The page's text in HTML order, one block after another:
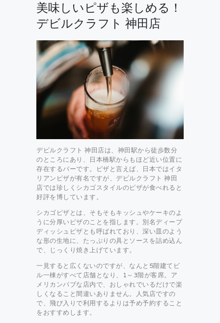
美味しいピザも楽しめる！
デビルクラフト 神田店
デビルクラフト 神田店は、神田駅から徒歩数分
のところにあり、日本橋駅からもほど近い位置に
存在するバーです。ピザと言えば、日本ではイタ
リアンピザが有名ですが、デビルクラフト 神田
店では珍しくシカゴスタイルのピザが食べれると
好評を博しています。
シカゴピザとは、そもそもキッシュやケーキのよ
うに分厚いピザのことを指します。別名ディープ
ディッシュピザとも呼ばれており、深い皿のよう
な形の生地に、たっぷりの具とソースを詰め込ん
で、じっくり焼き上げています。
一見すると広くないのですが、なんと5階建てビ
ル一棟がすべて店舗となり、1～3階が客席。ア
メリカンパブな店内で、おしゃれでいるだけで楽
しくなること間違いありません。人気店ですの
で、飛び入りで利用するよりは予め予約すること
をおすすめします。